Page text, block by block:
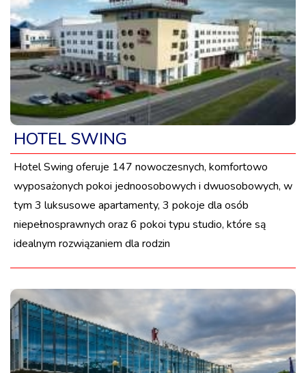
HOTEL SWING
Hotel Swing oferuje 147 nowoczesnych, komfortowo
wyposażonych pokoi jednoosobowych i dwuosobowych, w
tym 3 luksusowe apartamenty, 3 pokoje dla osób
niepełnosprawnych oraz 6 pokoi typu studio, które są
idealnym rozwiązaniem dla rodzin